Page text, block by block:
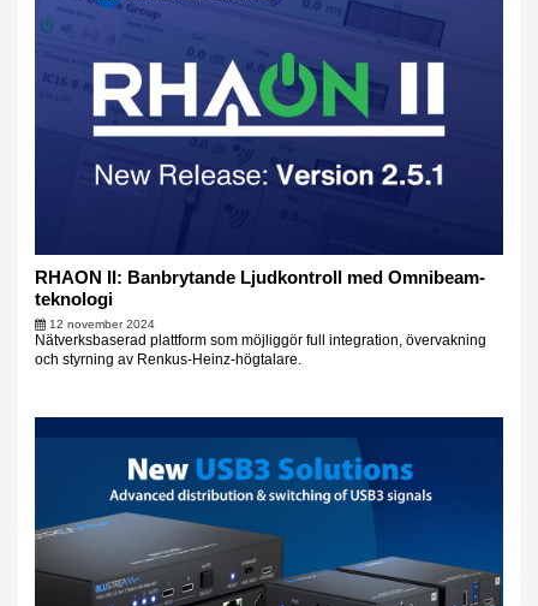
RHAON II: Banbrytande Ljudkontroll med Omnibeam-
teknologi
12 november 2024
Nätverksbaserad plattform som möjliggör full integration, övervakning
och styrning av Renkus-Heinz-högtalare.